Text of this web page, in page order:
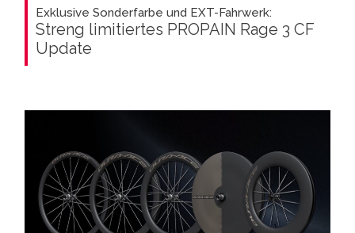
Exklusive Sonderfarbe und EXT-Fahrwerk:
Streng limitiertes PROPAIN Rage 3 CF
Update